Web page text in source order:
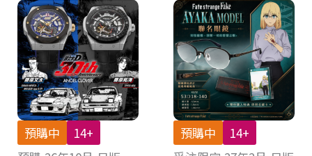
到
NT$6,080
多
種
款
式。
可
在
產
到
NT$5,180
預購中
14+
預購中
14+